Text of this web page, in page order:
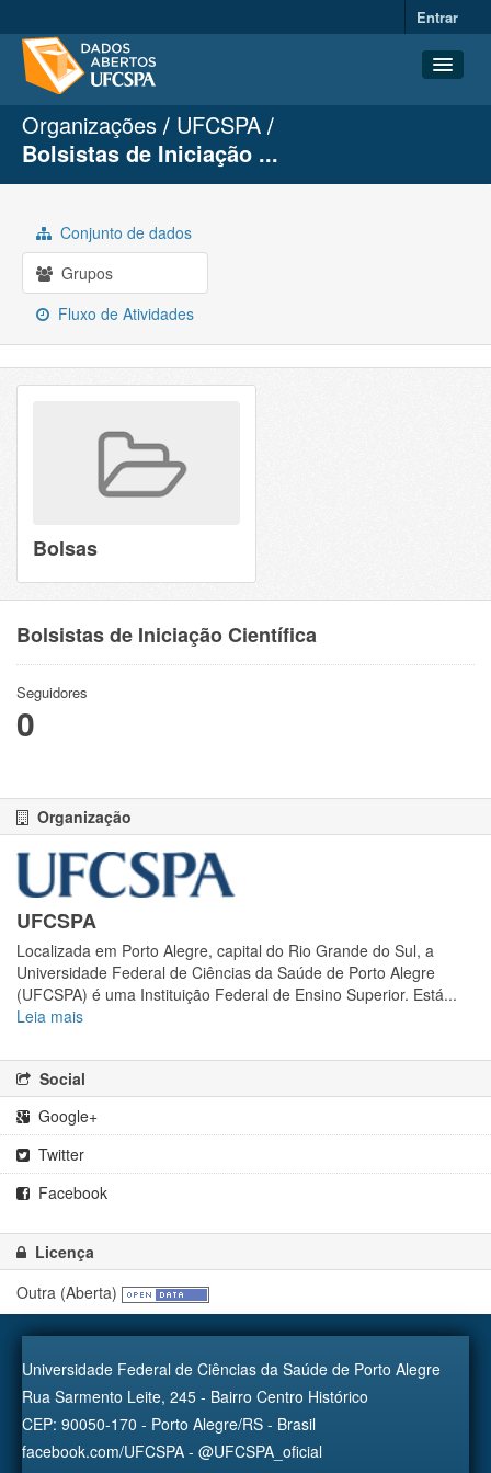
Entrar
Conjuntos de dados
Organizações
Sobre
Organizações
UFCSPA
Bolsistas de Iniciação ...
Conjunto de dados
Grupos
Fluxo de Atividades
Bolsas
Bolsistas de Iniciação Científica
Seguidores
0
Organização
UFCSPA
Localizada em Porto Alegre, capital do Rio Grande do Sul, a
Universidade Federal de Ciências da Saúde de Porto Alegre
(UFCSPA) é uma Instituição Federal de Ensino Superior. Está...
Leia mais
Social
Google+
Twitter
Facebook
Licença
Outra (Aberta)
Universidade Federal de Ciências da Saúde de Porto Alegre
Rua Sarmento Leite, 245 - Bairro Centro Histórico
CEP: 90050-170 - Porto Alegre/RS - Brasil
facebook.com/UFCSPA - @UFCSPA_oficial